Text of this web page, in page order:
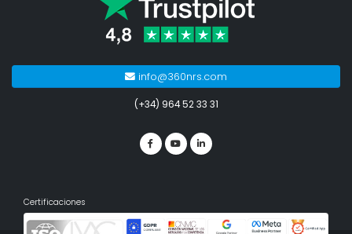
info@360nrs.com
(+34) 964 52 33 31
Certificaciones